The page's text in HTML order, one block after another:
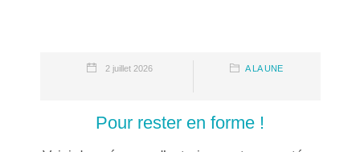
2 juillet 2026 A LA UNE
Pour rester en forme !